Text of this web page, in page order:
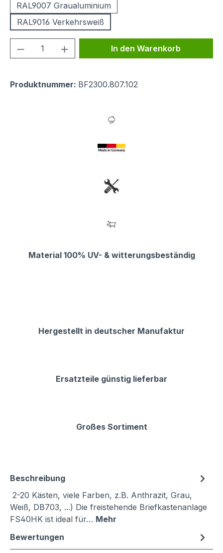
RAL9007 Graualuminium
RAL9016 Verkehrsweiß
Produkt Anzahl: Gib denIn den Warenkorb
Produktnummer: BF2300.807.102
Material 100% UV- & witterungsbeständig
Hergestellt in deutscher Manufaktur
Ersatzteile günstig lieferbar
Großes Sortiment
Beschreibung
2-20 Kästen, viele Farben, z.B. Anthrazit, Grau,
Weiß, DB703, ...) Die freistehende Briefkastenanlage
FS40HK ist ideal für… Mehr
Bewertungen